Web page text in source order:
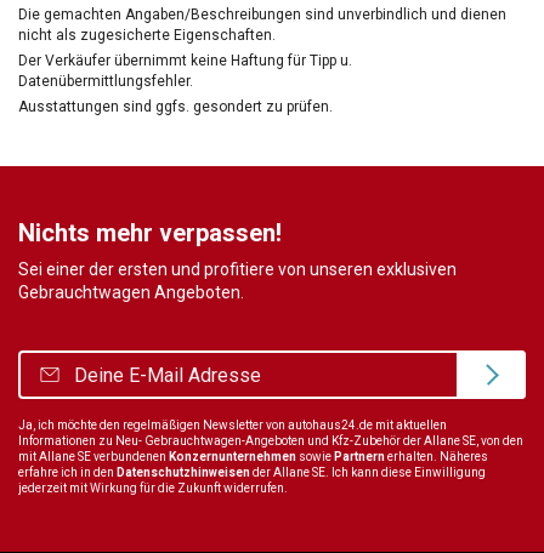
Die gemachten Angaben/Beschreibungen sind unverbindlich und dienen
nicht als zugesicherte Eigenschaften.
Der Verkäufer übernimmt keine Haftung für Tipp u.
Datenübermittlungsfehler.
Ausstattungen sind ggfs. gesondert zu prüfen.
Nichts mehr verpassen!
Sei einer der ersten und profitiere von unseren exklusiven
Gebrauchtwagen Angeboten.
Ja, ich möchte den regelmäßigen Newsletter von autohaus24.de mit aktuellen
Informationen zu Neu- Gebrauchtwagen-Angeboten und Kfz-Zubehör der Allane SE, von den
mit Allane SE verbundenen Konzernunternehmen sowie Partnernerhalten. Näheres
erfahre ich in den Datenschutzhinweisender Allane SE. Ich kann diese Einwilligung
jederzeit mit Wirkung für die Zukunft widerrufen.